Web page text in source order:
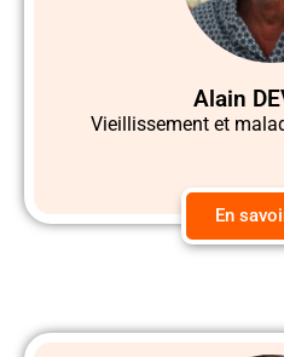
Alain
Vieillissement et
En